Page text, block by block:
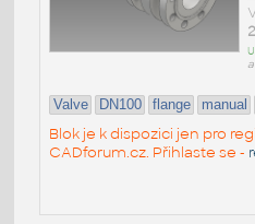
Valve DN100 flange manual
Blok je k dispozici jen pro
CADforum.cz. Přihlaste se -